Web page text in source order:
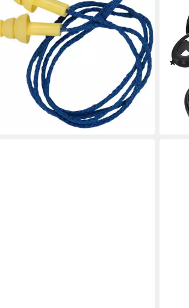
Kapselgehörschutz Connex
Gehörschutz-Stöpsel am Band
Reduzierung um
lieferbar - in 3-4 Werktagen bei dir
&
-30%